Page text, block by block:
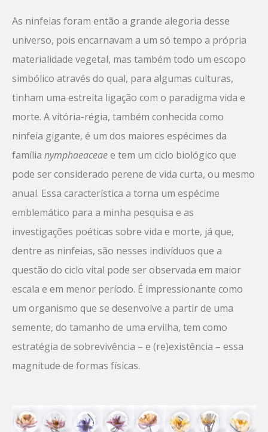
As ninfeias foram então a grande alegoria desse
universo, pois encarnavam a um só tempo a própria
materialidade vegetal, mas também todo um escopo
simbólico através do qual, para algumas culturas,
tinham uma estreita ligação com o paradigma vida e
morte. A vitória-régia, também conhecida como
ninfeia gigante, é um dos maiores espécimes da
família nymphaeaceaee tem um ciclo biológico que
pode ser considerado perene de vida curta, ou mesmo
anual. Essa característica a torna um espécime
emblemático para a minha pesquisa e as
investigações poéticas sobre vida e morte, já que,
dentre as ninfeias, são nesses indivíduos que a
questão do ciclo vital pode ser observada em maior
escala e em menor período. É impressionante como
um organismo que se desenvolve a partir de uma
semente, do tamanho de uma ervilha, tem como
estratégia de sobrevivência – e (re)existência – essa
magnitude de formas físicas.